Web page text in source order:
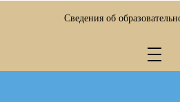
Сведения об